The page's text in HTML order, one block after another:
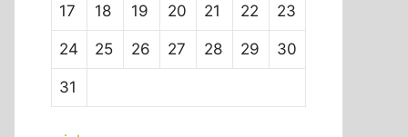
17 18 19 20 21 22 23
24 25 26 27 28 29 30
31